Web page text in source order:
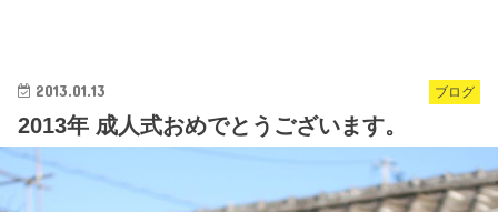
ブログ
2013.01.13
2013年 成人式おめでとうございます。